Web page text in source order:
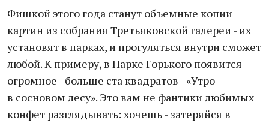
Фишкой этого года станут объемные копии
картин из собрания Третьяковской галереи - их
установят в парках, и прогуляться внутри сможет
любой. К примеру, в Парке Горького появится
огромное - больше ста квадратов - «Утро
в сосновом лесу». Это вам не фантики любимых
конфет разглядывать: хочешь - затеряйся в